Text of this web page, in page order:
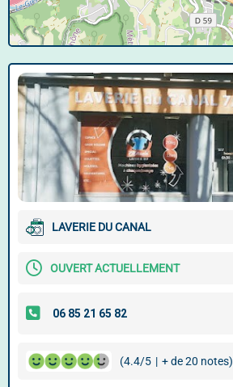
LAVERIE DU CANAL
OUVERT ACTUELLEMENT
(4.4/5 | + de 20 notes)